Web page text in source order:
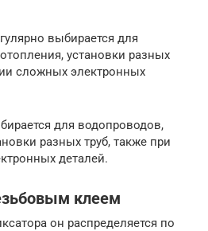
выбирается для
установки разных
сложных электронных
для водопроводов,
разных труб, также при
деталей.
клеем
он распределяется по